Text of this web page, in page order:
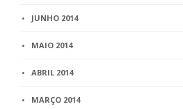
JUNHO 2014
MAIO 2014
ABRIL 2014
MARÇO 2014